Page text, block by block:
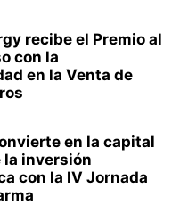
recibe el Premio al
con la
en la Venta de
en la capital
la inversión
con la IV Jornada